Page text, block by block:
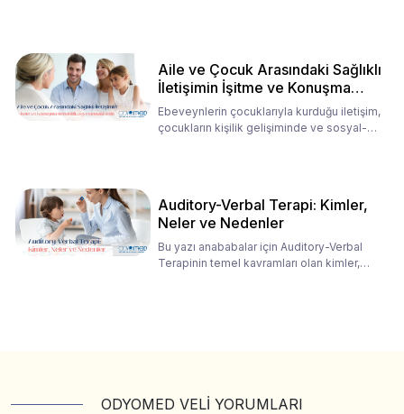
Aile ve Çocuk Arasındaki Sağlıklı
İletişimin İşitme ve Konuşma
Rehabilitasyonundaki Rolü
Ebeveynlerin çocuklarıyla kurduğu iletişim,
çocukların kişilik gelişiminde ve sosyal-
Auditory-Verbal Terapi: Kimler,
Neler ve Nedenler
Bu yazı anababalar için Auditory-Verbal
Terapinin temel kavramları olan kimler,
ODYOMED VELİ YORUMLARI